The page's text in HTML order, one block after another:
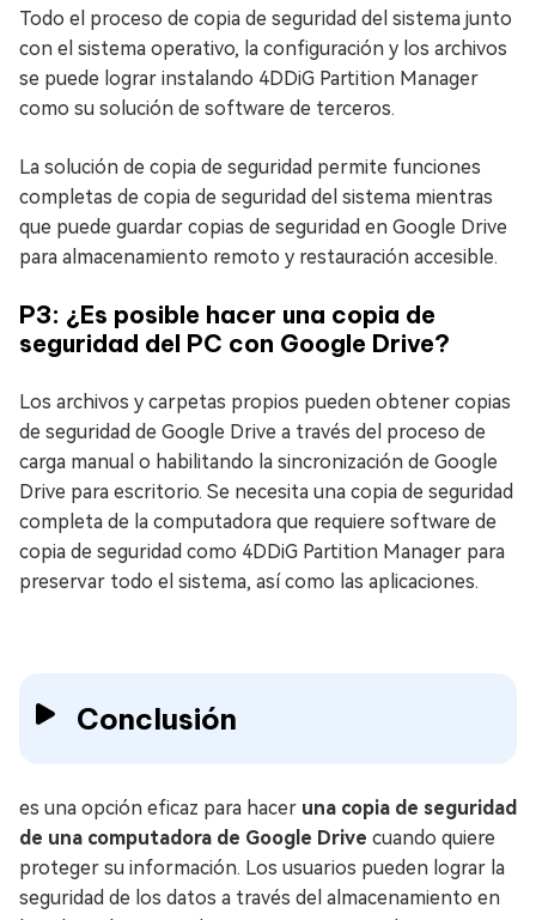
Todo el proceso de copia de seguridad del sistema junto
con el sistema operativo, la configuración y los archivos
se puede lograr instalando 4DDiG Partition Manager
como su solución de software de terceros.
La solución de copia de seguridad permite funciones
completas de copia de seguridad del sistema mientras
que puede guardar copias de seguridad en Google Drive
para almacenamiento remoto y restauración accesible.
P3: ¿Es posible hacer una copia de
seguridad del PC con Google Drive?
Los archivos y carpetas propios pueden obtener copias
de seguridad de Google Drive a través del proceso de
carga manual o habilitando la sincronización de Google
Drive para escritorio. Se necesita una copia de seguridad
completa de la computadora que requiere software de
copia de seguridad como 4DDiG Partition Manager para
preservar todo el sistema, así como las aplicaciones.
Conclusión
es una opción eficaz para hacer una copia de seguridad
de una computadora de Google Drive cuando quiere
proteger su información. Los usuarios pueden lograr la
seguridad de los datos a través del almacenamiento en